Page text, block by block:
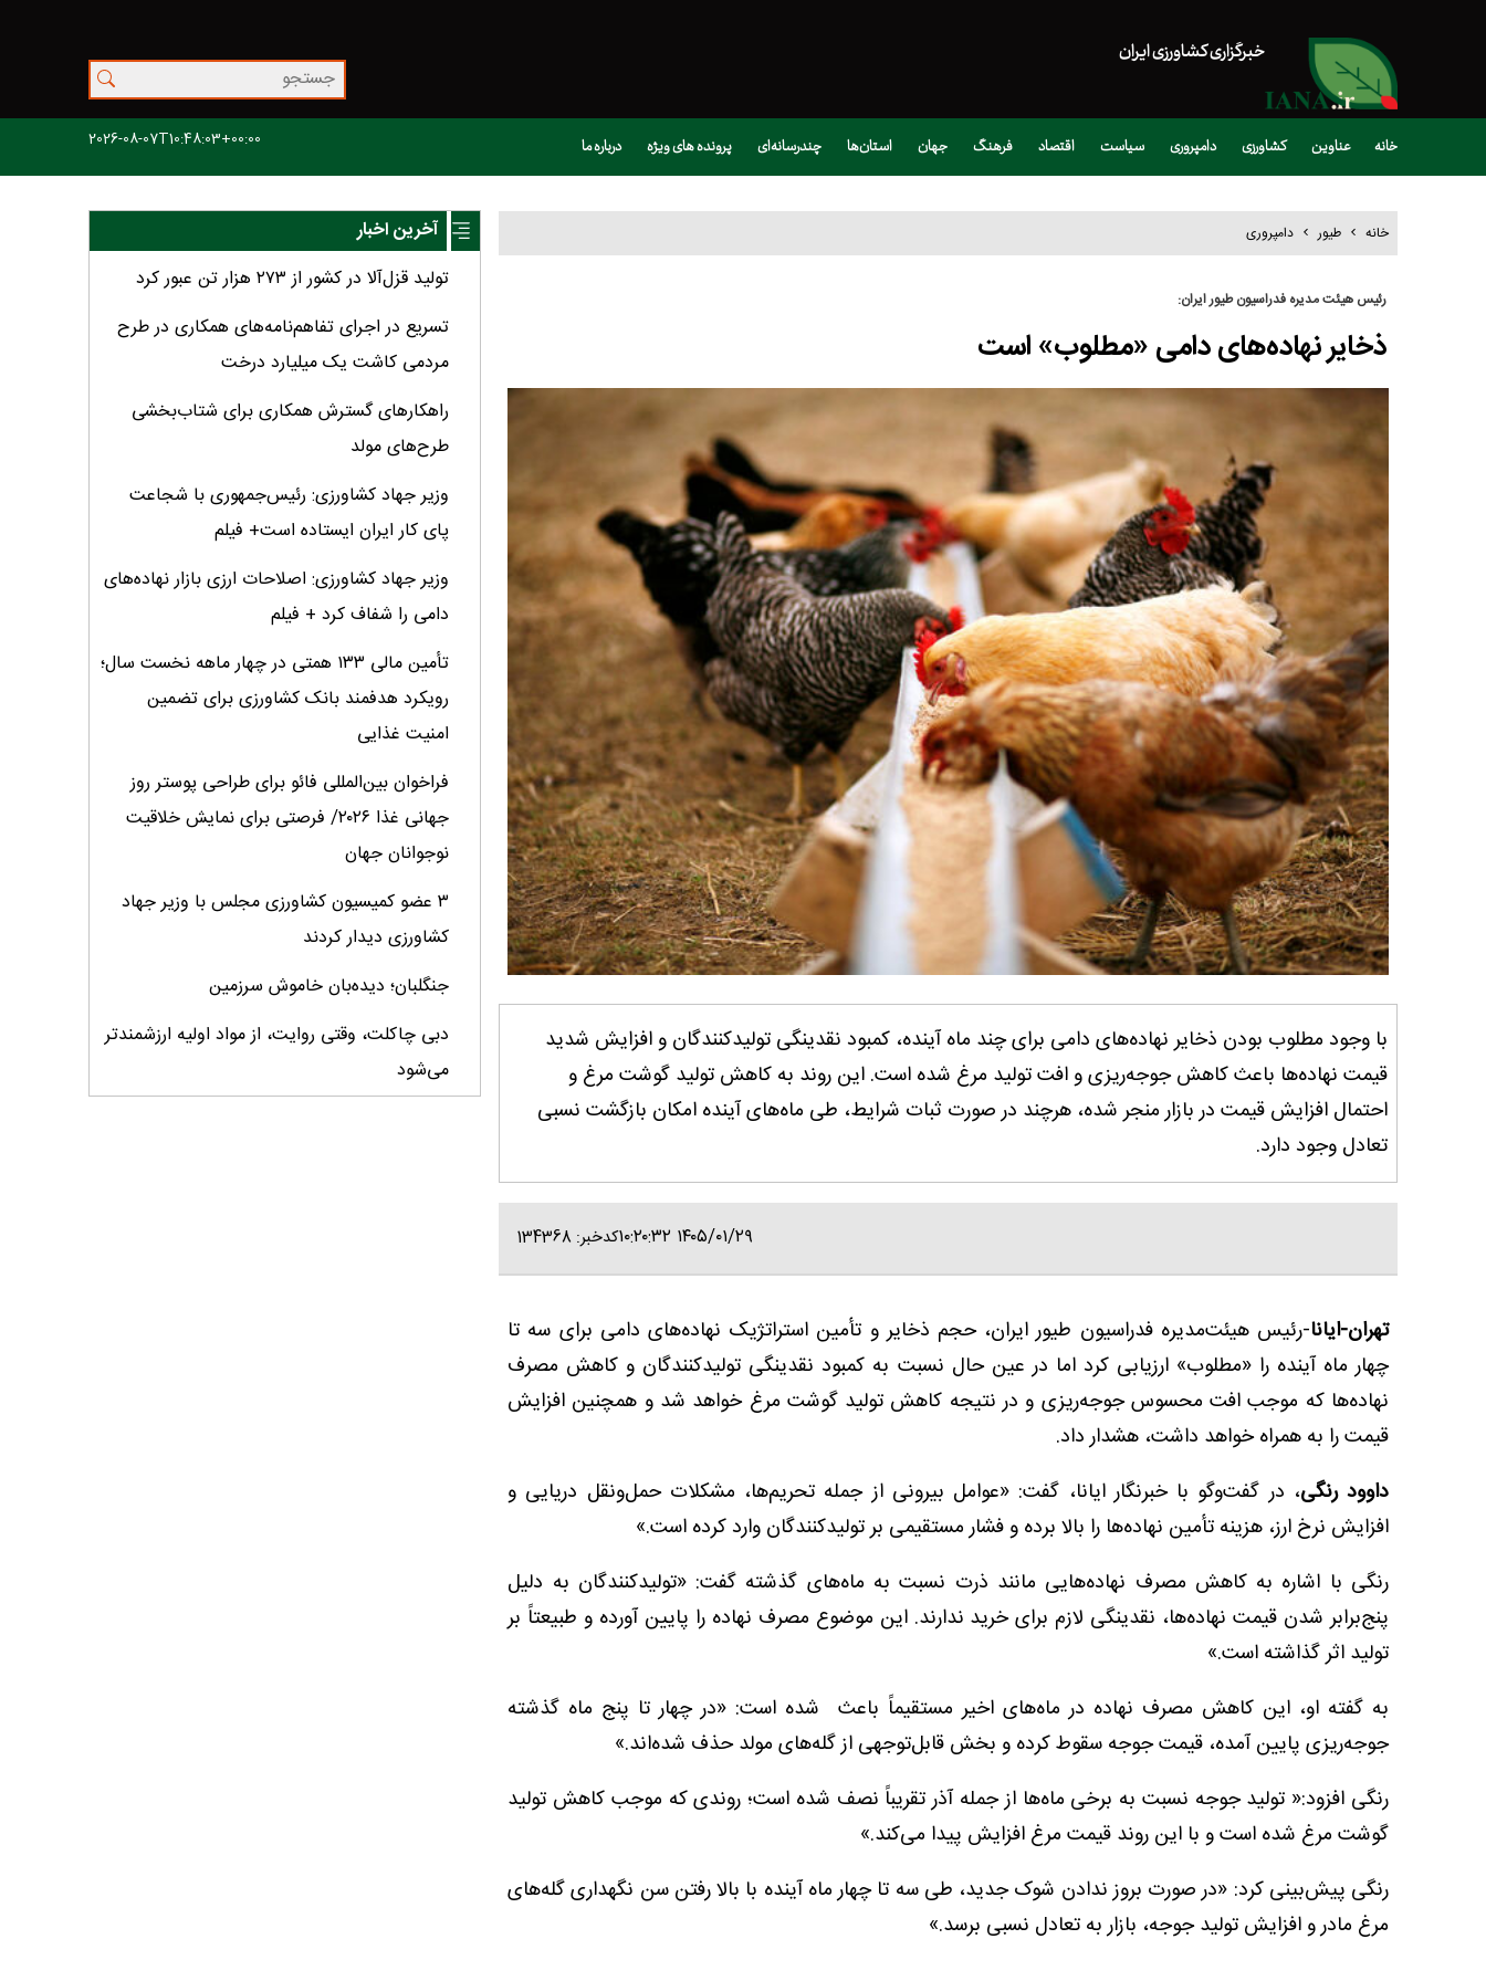
خبرگزاری کشاورزی ایران
خانه عناوین کشاورزی دامپروری سیاست اقتصاد فرهنگ جهان استان‌ها چندرسانه‌ای پرونده های ویژه درباره ما 2026-08-07T10:48:03+00:00
خانه طیور دامپروری
رئیس هیئت مدیره فدراسیون طیور ایران:
ذخایر نهاده‌های دامی «مطلوب» است
با وجود مطلوب بودن ذخایر نهاده‌های دامی برای چند ماه آینده، کمبود نقدینگی تولیدکنندگان و افزایش شدید
قیمت نهاده‌ها باعث کاهش جوجه‌ریزی و افت تولید مرغ شده است. این روند به کاهش تولید گوشت مرغ و
احتمال افزایش قیمت در بازار منجر شده، هرچند در صورت ثبات شرایط، طی ماه‌های آینده امکان بازگشت نسبی
تعادل وجود دارد.
۱۴۰۵/۰۱/۲۹ ۱۰:۲۰:۳۲ کدخبر: 134368
تهران-ایانا-رئیس هیئت‌مدیره فدراسیون طیور ایران، حجم ذخایر و تأمین استراتژیک نهاده‌های دامی برای سه تا
چهار ماه آینده را «مطلوب» ارزیابی کرد اما در عین حال نسبت به کمبود نقدینگی تولیدکنندگان و کاهش مصرف
نهاده‌ها که موجب افت محسوس جوجه‌ریزی و در نتیجه کاهش تولید گوشت مرغ خواهد شد و همچنین افزایش
قیمت ‌را به همراه خواهد داشت، هشدار داد.
داوود رنگی، در گفت‌وگو با خبرنگار ایانا، گفت: «عوامل بیرونی از جمله تحریم‌ها، مشکلات حمل‌ونقل دریایی و
افزایش نرخ ارز، هزینه تأمین نهاده‌ها را بالا برده و فشار مستقیمی بر تولیدکنندگان وارد کرده است.»
رنگی با اشاره به کاهش مصرف نهاده‌هایی مانند ذرت نسبت به ماه‌های گذشته گفت: «تولیدکنندگان به دلیل
پنج‌برابر شدن قیمت نهاده‌ها، نقدینگی لازم برای خرید ندارند. این موضوع مصرف نهاده را پایین آورده و طبیعتاً بر
تولید اثر گذاشته است.»
به گفته او، این کاهش مصرف نهاده در ماه‌های اخیر مستقیماً باعث شده است: «در چهار تا پنج ماه گذشته
جوجه‌ریزی پایین آمده، قیمت جوجه سقوط کرده و بخش قابل‌توجهی از گله‌های مولد حذف شده‌اند.»
رنگی افزود:« تولید جوجه نسبت به برخی ماه‌ها از جمله آذر تقریباً نصف شده است؛ روندی که موجب کاهش تولید
گوشت مرغ شده است و با این روند قیمت مرغ افزایش پیدا می‌کند.»
رنگی پیش‌بینی کرد: «در صورت بروز ندادن شوک جدید، طی سه تا چهار ماه آینده با بالا رفتن سن نگهداری گله‌های
مرغ مادر و افزایش تولید جوجه، بازار به تعادل نسبی برسد.»
آخرین اخبار
تولید قزل‌آلا در کشور از ۲۷۳ هزار تن عبور کرد
تسریع در اجرای تفاهم‌نامه‌های همکاری در طرح
مردمی کاشت یک میلیارد درخت
راهکارهای گسترش همکاری برای شتاب‌بخشی
طرح‌های مولد
وزیر جهاد کشاورزی: رئیس‌جمهوری با شجاعت
پای کار ایران ایستاده است+ فیلم
وزیر جهاد کشاورزی: اصلاحات ارزی بازار نهاده‌های
دامی را شفاف کرد + فیلم
تأمین مالی ۱۳۳ همتی در چهار ماهه نخست سال؛
رویکرد هدفمند بانک کشاورزی برای تضمین
امنیت غذایی
فراخوان بین‌المللی فائو برای طراحی پوستر روز
جهانی غذا ۲۰۲۶/ فرصتی برای نمایش خلاقیت
نوجوانان جهان
۳ عضو کمیسیون کشاورزی مجلس با وزیر جهاد
کشاورزی دیدار کردند
جنگلبان؛ دیده‌بان خاموش سرزمین
دبی چاکلت، وقتی روایت، از مواد اولیه ارزشمندتر
می‌شود